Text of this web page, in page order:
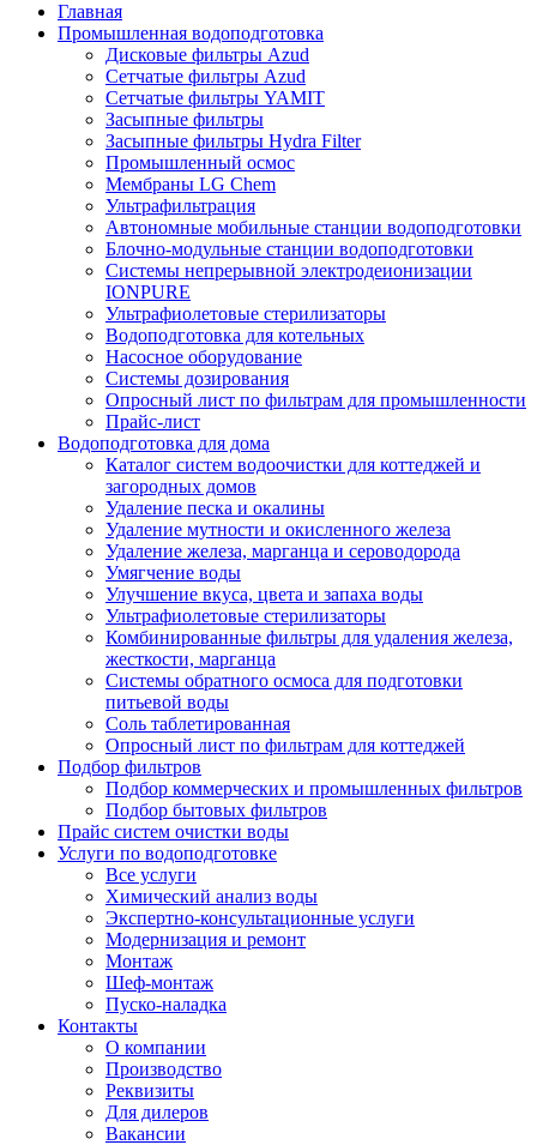
Главная
Промышленная водоподготовка
Дисковые фильтры Azud
Сетчатые фильтры Azud
Сетчатые фильтры YAMIT
Засыпные фильтры
Засыпные фильтры Hydra Filter
Промышленный осмос
Мембраны LG Chem
Ультрафильтрация
Автономные мобильные станции водоподготовки
Блочно-модульные станции водоподготовки
Системы непрерывной электродеионизации
IONPURE
Ультрафиолетовые стерилизаторы
Водоподготовка для котельных
Насосное оборудование
Системы дозирования
Опросный лист по фильтрам для промышленности
Прайс-лист
Водоподготовка для дома
Каталог систем водоочистки для коттеджей и
загородных домов
Удаление песка и окалины
Удаление мутности и окисленного железа
Удаление железа, марганца и сероводорода
Умягчение воды
Улучшение вкуса, цвета и запаха воды
Ультрафиолетовые стерилизаторы
Комбинированные фильтры для удаления железа,
жесткости, марганца
Системы обратного осмоса для подготовки
питьевой воды
Соль таблетированная
Опросный лист по фильтрам для коттеджей
Подбор фильтров
Подбор коммерческих и промышленных фильтров
Подбор бытовых фильтров
Прайс систем очистки воды
Услуги по водоподготовке
Все услуги
Химический анализ воды
Экспертно-консультационные услуги
Модернизация и ремонт
Монтаж
Шеф-монтаж
Пуско-наладка
Контакты
О компании
Производство
Реквизиты
Для дилеров
Вакансии